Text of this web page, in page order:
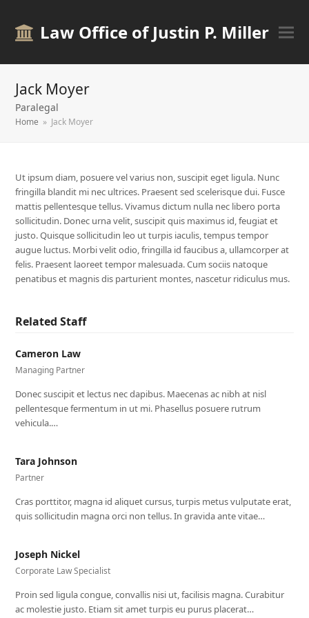
Law Office of Justin P. Miller
Jack Moyer
Paralegal
Home » Jack Moyer
Ut ipsum diam, posuere vel varius non, suscipit eget ligula. Nunc
fringilla blandit mi nec ultrices. Praesent sed scelerisque dui. Fusce
mattis pellentesque tellus. Vivamus dictum nulla nec libero porta
sollicitudin. Donec urna velit, suscipit quis maximus id, feugiat et
justo. Quisque sollicitudin leo ut turpis iaculis, tempus tempor
augue luctus. Morbi velit odio, fringilla id faucibus a, ullamcorper at
felis. Praesent laoreet tempor malesuada. Cum sociis natoque
penatibus et magnis dis parturient montes, nascetur ridiculus mus.
Related Staff
Cameron Law
Managing Partner
Donec suscipit et lectus nec dapibus. Maecenas ac nibh at nisl
pellentesque fermentum in ut mi. Phasellus posuere rutrum
vehicula.…
Tara Johnson
Partner
Cras porttitor, magna id aliquet cursus, turpis metus vulputate erat,
quis sollicitudin magna orci non tellus. In gravida ante vitae…
Joseph Nickel
Corporate Law Specialist
Proin sed ligula congue, convallis nisi ut, facilisis magna. Curabitur
ac molestie justo. Etiam sit amet turpis eu purus placerat…